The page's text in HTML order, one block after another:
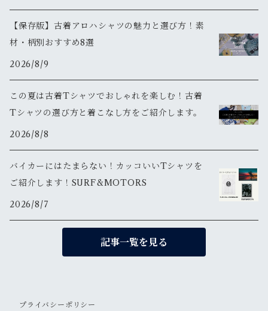
【保存版】古着アロハシャツの魅力と選び方！素
材・柄別おすすめ8選
2026/8/9
この夏は古着Tシャツでおしゃれを楽しむ！古着
Tシャツの選び方と着こなし方をご紹介します。
2026/8/8
バイカーにはたまらない！カッコいいTシャツを
ご紹介します！SURF&MOTORS
2026/8/7
記事一覧を見る
プライバシーポリシー